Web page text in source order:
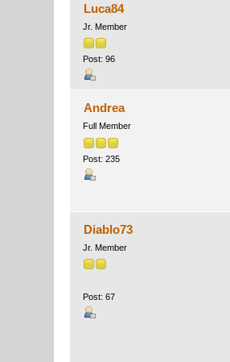
Luca84
Jr. Member
Post: 96
Andrea
Full Member
Post: 235
Diablo73
Jr. Member
Post: 67